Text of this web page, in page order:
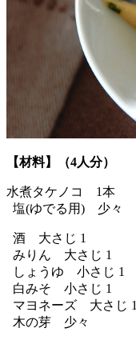
【材料】（4人分）
水煮タケノコ 1本
塩(ゆでる用) 少々
酒 大さじ 1
みりん 大さじ 1
しょうゆ 小さじ 1
白みそ 小さじ 1
マヨネーズ 大さじ 1
木の芽 少々